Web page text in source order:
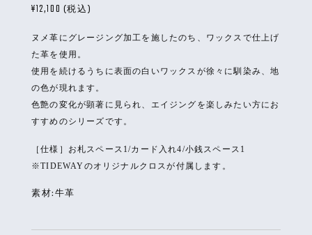
¥12,100 (税込)
ヌメ革にグレージング加工を施したのち、ワックスで仕上げ
た革を使用。
使用を続けるうちに表面の白いワックスが徐々に馴染み、地
の色が現れます。
色艶の変化が顕著に見られ、エイジングを楽しみたい方にお
すすめのシリーズです。
［仕様］お札スペース1/カード入れ4/小銭スペース1
※TIDEWAYのオリジナルクロスが付属します。
素材:牛革